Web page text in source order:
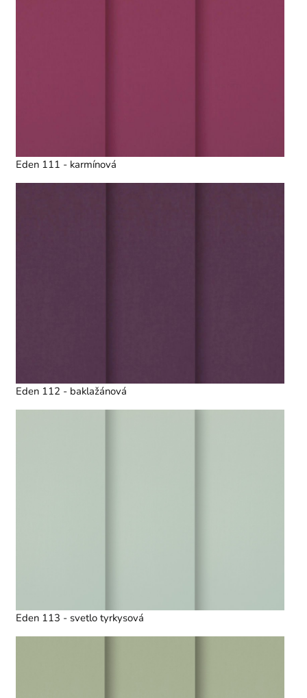
Eden 111 - karmínová
Eden 112 - baklažánová
Eden 113 - svetlo tyrkysová